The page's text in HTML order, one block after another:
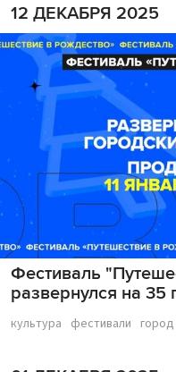
12 ДЕКАБРЯ 2025
Фестиваль
развернулся на 35
культура фестивали город